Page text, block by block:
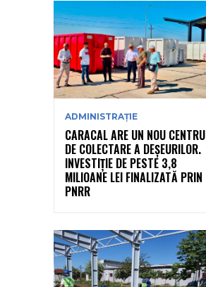
ADMINISTRAȚIE
CARACAL ARE UN NOU CENTRU
DE COLECTARE A DEȘEURILOR.
INVESTIȚIE DE PESTE 3,8
MILIOANE LEI FINALIZATĂ PRIN
PNRR